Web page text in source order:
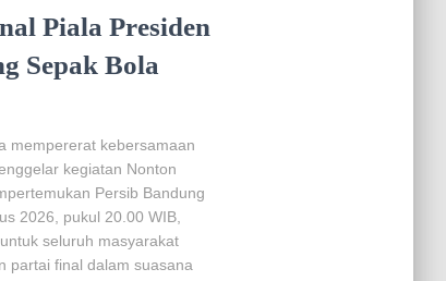
Piala Presiden
Sepak Bola
mempererat kebersamaan
kegiatan Nonton
Persib Bandung
2026, pukul 20.00 WIB,
seluruh masyarakat
partai final dalam suasana